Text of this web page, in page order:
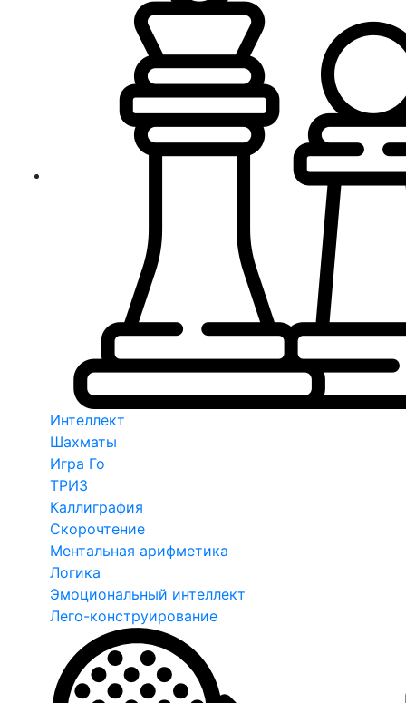
Интеллект
Шахматы
Игра Го
ТРИЗ
Каллиграфия
Скорочтение
Ментальная арифметика
Логика
Эмоциональный интеллект
Лего-конструирование